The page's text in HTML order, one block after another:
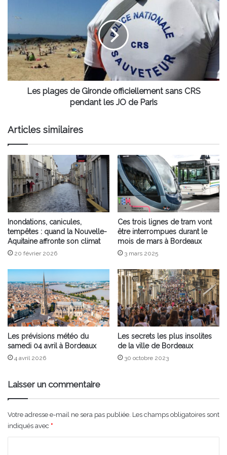
officiellement
sans
CRS
pendant
les
Les plages de Gironde officiellement sans CRS
pendant les JO de Paris
Articles similaires
Inondations, canicules,
tempêtes : quand la Nouvelle-
Aquitaine affronte son climat
20 février 2026
Ces trois lignes de tram vont
être interrompues durant le
mois de mars à Bordeaux
3 mars 2025
Les prévisions météo du
samedi 04 avril à Bordeaux
4 avril 2026
Les secrets les plus insolites
de la ville de Bordeaux
30 octobre 2023
Laisser un commentaire
Votre adresse e-mail ne sera pas publiée. Les champs obligatoires sont
indiqués avec *